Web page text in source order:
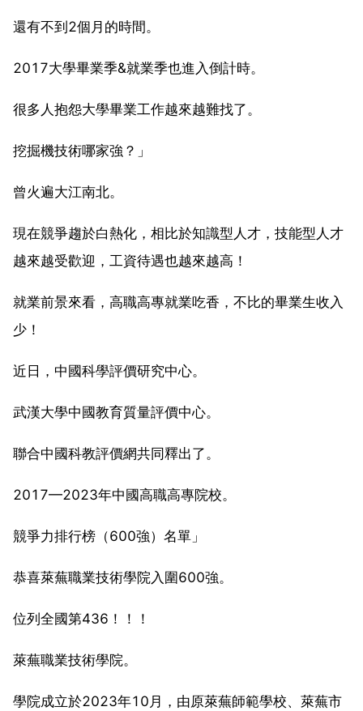
還有不到2個月的時間。
2017大學畢業季&就業季也進入倒計時。
很多人抱怨大學畢業工作越來越難找了。
挖掘機技術哪家強？」
曾火遍大江南北。
現在競爭趨於白熱化，相比於知識型人才，技能型人才
越來越受歡迎，工資待遇也越來越高！
就業前景來看，高職高專就業吃香，不比的畢業生收入
少！
近日，中國科學評價研究中心。
武漢大學中國教育質量評價中心。
聯合中國科教評價網共同釋出了。
2017—2023年中國高職高專院校。
競爭力排行榜（600強）名單」
恭喜萊蕪職業技術學院入圍600強。
位列全國第436！！！
萊蕪職業技術學院。
學院成立於2023年10月，由原萊蕪師範學校、萊蕪市